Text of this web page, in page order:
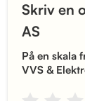
Skriv en
AS
På en skala
VVS &